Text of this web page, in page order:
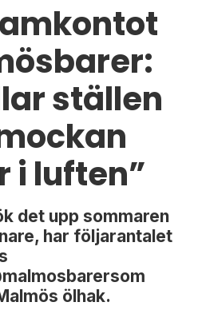
ställen
i luften”
det upp sommaren
har följarantalet
ölhak.